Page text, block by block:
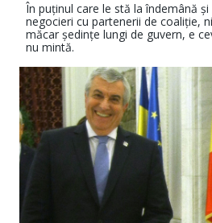
În puținul care le stă la îndemână
negocieri cu partenerii de coaliție,
măcar ședințe lungi de guvern, e
nu mintă.